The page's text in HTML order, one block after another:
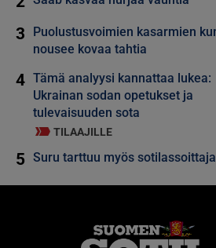
3
Puolustusvoimien kasarmien
nousee kovaa tahtia
4 Tämä analyysi kannattaa lukea:
Ukrainan sodan opetukset ja
tulevaisuuden sota
TILAAJILLE
5 Suru tarttuu myös